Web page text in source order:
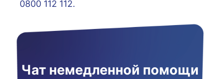
0800 112 112.
Чат немедленной помощи